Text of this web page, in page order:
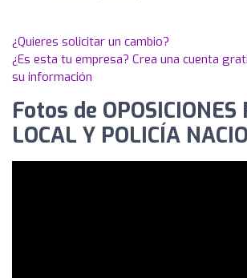
¿Quieres solicitar un cambio?
¿Es esta tu empresa? Crea una cuenta
su información
Fotos de OPOSICIONES
LOCAL Y POLICÍA